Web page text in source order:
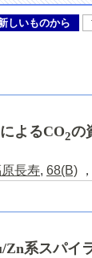
しいものから
よるCO2の
長寿, 68(B)
系スパイ